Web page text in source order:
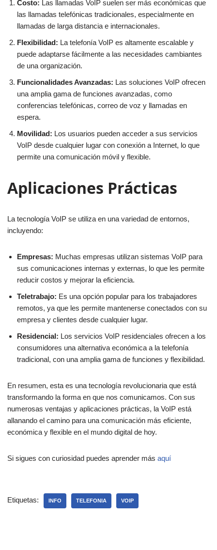
Costo: Las llamadas VoIP suelen ser más económicas que
las llamadas telefónicas tradicionales, especialmente en
llamadas de larga distancia e internacionales.
Flexibilidad: La telefonía VoIP es altamente escalable y
puede adaptarse fácilmente a las necesidades cambiantes
de una organización.
Funcionalidades Avanzadas: Las soluciones VoIP ofrecen
una amplia gama de funciones avanzadas, como
conferencias telefónicas, correo de voz y llamadas en
espera.
Movilidad: Los usuarios pueden acceder a sus servicios
VoIP desde cualquier lugar con conexión a Internet, lo que
permite una comunicación móvil y flexible.
Aplicaciones Prácticas
La tecnología VoIP se utiliza en una variedad de entornos,
incluyendo:
Empresas: Muchas empresas utilizan sistemas VoIP para
sus comunicaciones internas y externas, lo que les permite
reducir costos y mejorar la eficiencia.
Teletrabajo: Es una opción popular para los trabajadores
remotos, ya que les permite mantenerse conectados con su
empresa y clientes desde cualquier lugar.
Residencial: Los servicios VoIP residenciales ofrecen a los
consumidores una alternativa económica a la telefonía
tradicional, con una amplia gama de funciones y flexibilidad.
En resumen, esta es una tecnología revolucionaria que está
transformando la forma en que nos comunicamos. Con sus
numerosas ventajas y aplicaciones prácticas, la VoIP está
allanando el camino para una comunicación más eficiente,
económica y flexible en el mundo digital de hoy.
Si sigues con curiosidad puedes aprender más aquí
Etiquetas: INFO TELEFONIA VOIP